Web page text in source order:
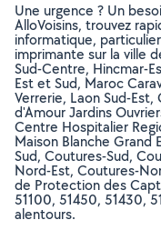
Une urgence ? Un
AlloVoisins, trouvez
informatique,
imprimante sur la ville
Sud-Centre, Hincmar-
Est et Sud, Maroc
Verrerie, Laon Sud-Est,
d'Amour Jardins
Centre Hospitalier
Maison Blanche Grand
Sud, Coutures-Sud,
Nord-Est, Coutures-
de Protection des
51100, 51450, 51430,
alentours.